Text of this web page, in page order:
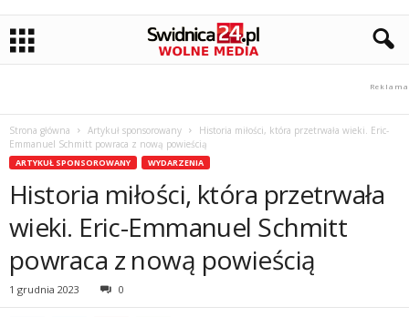
Strona główna Artykuł sponsorowany
Historia miłości, która przetrwała wieki. Eric-
Emmanuel Schmitt powraca z nową powieścią
ARTYKUŁ SPONSOROWANY WYDARZENIA
Historia miłości, która przetrwała
wieki. Eric-Emmanuel Schmitt
powraca z nową powieścią
1 grudnia 2023 0